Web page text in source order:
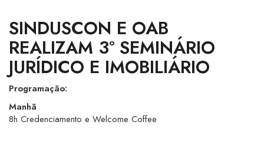
SINDUSCON E OAB
REALIZAM 3º SEMINÁRIO
JURÍDICO E IMOBILIÁRIO
Programação:
Manhã
8h Credenciamento e Welcome Coffee